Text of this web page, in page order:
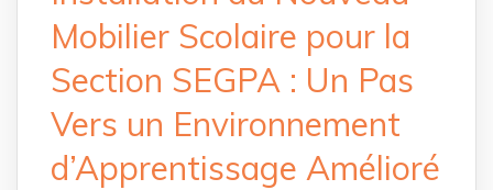
Mobilier Scolaire pour la
Section SEGPA : Un Pas
Vers un Environnement
d’Apprentissage Amélioré